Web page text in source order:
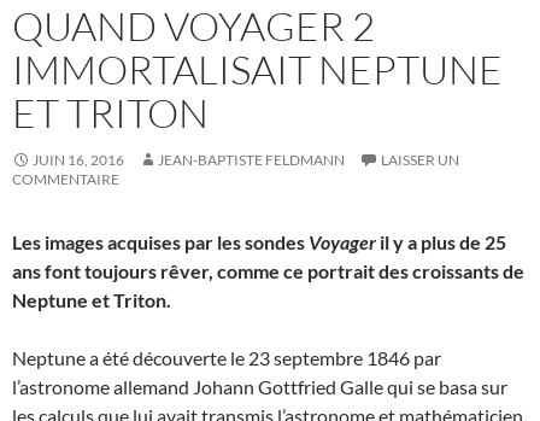
QUAND VOYAGER 2
IMMORTALISAIT NEPTUNE
ET TRITON
JUIN 16, 2016 JEAN-BAPTISTE FELDMANN
LAISSER UN
COMMENTAIRE
Les images acquises par les sondes Voyager il y a plus de 25
ans font toujours rêver, comme ce portrait des croissants de
Neptune et Triton.
Neptune a été découverte le 23 septembre 1846 par
l’astronome allemand Johann Gottfried Galle qui se basa sur
les calculs que lui avait transmis l’astronome et mathématicien